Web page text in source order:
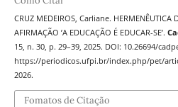
CRUZ MEDEIROS, Carliane. HERMENÊUTICA
AFIRMAÇÃO ’A EDUCAÇÃO É EDUCAR-SE’.
15, n. 30, p. 29–39, 2025. DOI: 10.26694/
https://periodicos.ufpi.br/index.php/pet/
2026.
Fomatos de Citação